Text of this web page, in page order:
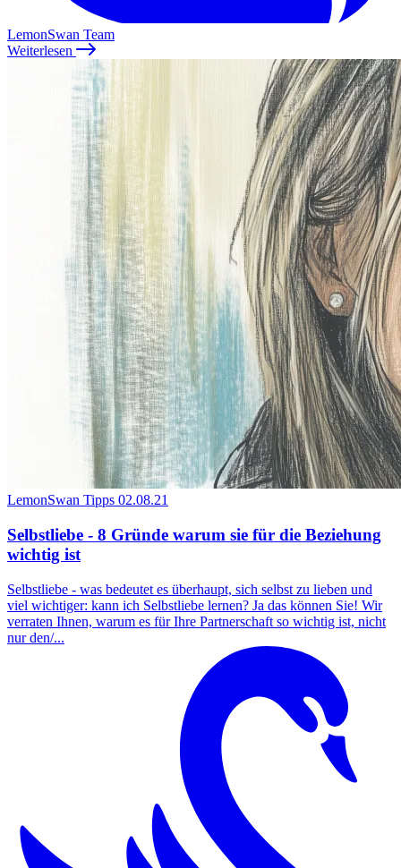
LemonSwan Team
Weiterlesen
LemonSwan Tipps 02.08.21
Selbstliebe - 8 Gründe warum sie für die Beziehung
wichtig ist
Selbstliebe - was bedeutet es überhaupt, sich selbst zu lieben und
viel wichtiger: kann ich Selbstliebe lernen? Ja das können Sie! Wir
verraten Ihnen, warum es für Ihre Partnerschaft so wichtig ist, nicht
nur den/...